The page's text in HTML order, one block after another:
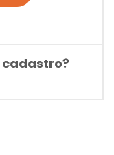
cadastro?